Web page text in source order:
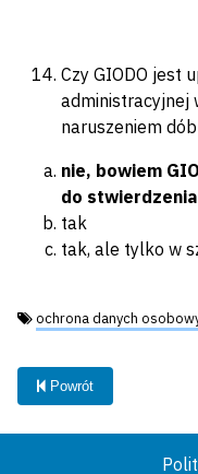
Czy GIODO jest
administracyjnej
naruszeniem
nie, bowiem
do
tak
tak, ale tylko w
Tagi:
ochrona danych
Powrót